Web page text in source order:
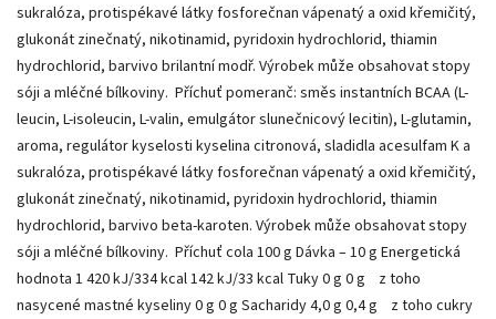
sukralóza, protispékavé látky fosforečnan vápenatý a oxid křemičitý,
glukonát zinečnatý, nikotinamid, pyridoxin hydrochlorid, thiamin
hydrochlorid, barvivo brilantní modř. Výrobek může obsahovat stopy
sóji a mléčné bílkoviny. Příchuť pomeranč: směs instantních BCAA (L-
leucin, L-isoleucin, L-valin, emulgátor slunečnicový lecitin), L-glutamin,
aroma, regulátor kyselosti kyselina citronová, sladidla acesulfam K a
sukralóza, protispékavé látky fosforečnan vápenatý a oxid křemičitý,
glukonát zinečnatý, nikotinamid, pyridoxin hydrochlorid, thiamin
hydrochlorid, barvivo beta-karoten. Výrobek může obsahovat stopy
sóji a mléčné bílkoviny. Příchuť cola 100 g Dávka – 10 g Energetická
hodnota 1 420 kJ/334 kcal 142 kJ/33 kcal Tuky 0 g 0 g z toho
nasycené mastné kyseliny 0 g 0 g Sacharidy 4,0 g 0,4 g z toho cukry